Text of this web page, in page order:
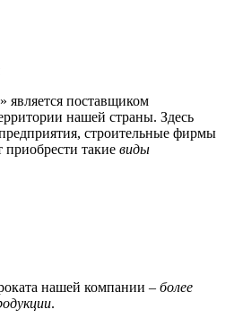
является поставщиком
нашей страны. Здесь
строительные фирмы
такие виды
нашей компании – более
.